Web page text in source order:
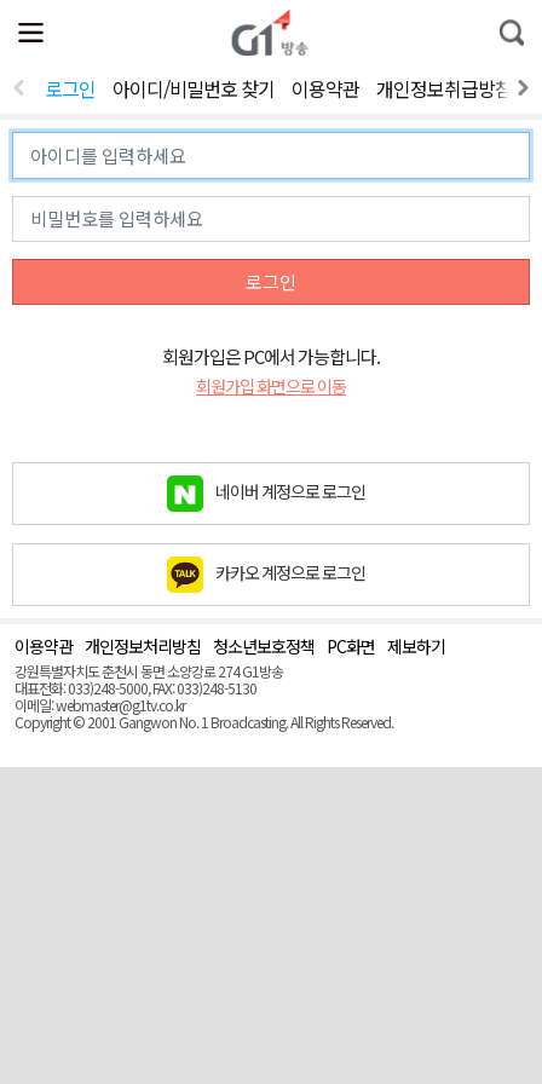
전
체
뉴
열
통
합
색
로그인 아이디/비밀번호 찾기 이용약관 개인정보취급방침
로그인
회원가입은 PC에서 가능합니다.
회원가입 화면으로 이동
네이버 계정으로 로그인
카카오 계정으로 로그인
이용약관 개인정보처리방침 청소년보호정책 PC화면 제보하기
강원특별자치도 춘천시 동면 소양강로 274 G1방송
대표전화: 033)248-5000, FAX: 033)248-5130
이메일: webmaster@g1tv.co.kr
Copyright © 2001 Gangwon No. 1 Broadcasting. All Rights Reserved.